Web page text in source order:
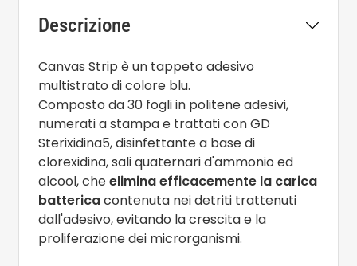
Descrizione
Canvas Strip è un tappeto adesivo
multistrato di colore blu.
Composto da 30 fogli in politene adesivi,
numerati a stampa e trattati con GD
Sterixidina5, disinfettante a base di
clorexidina, sali quaternari d'ammonio ed
alcool, cheelimina efficacemente la carica
battericacontenuta nei detriti trattenuti
dall'adesivo, evitando la crescita e la
proliferazione dei microrganismi.